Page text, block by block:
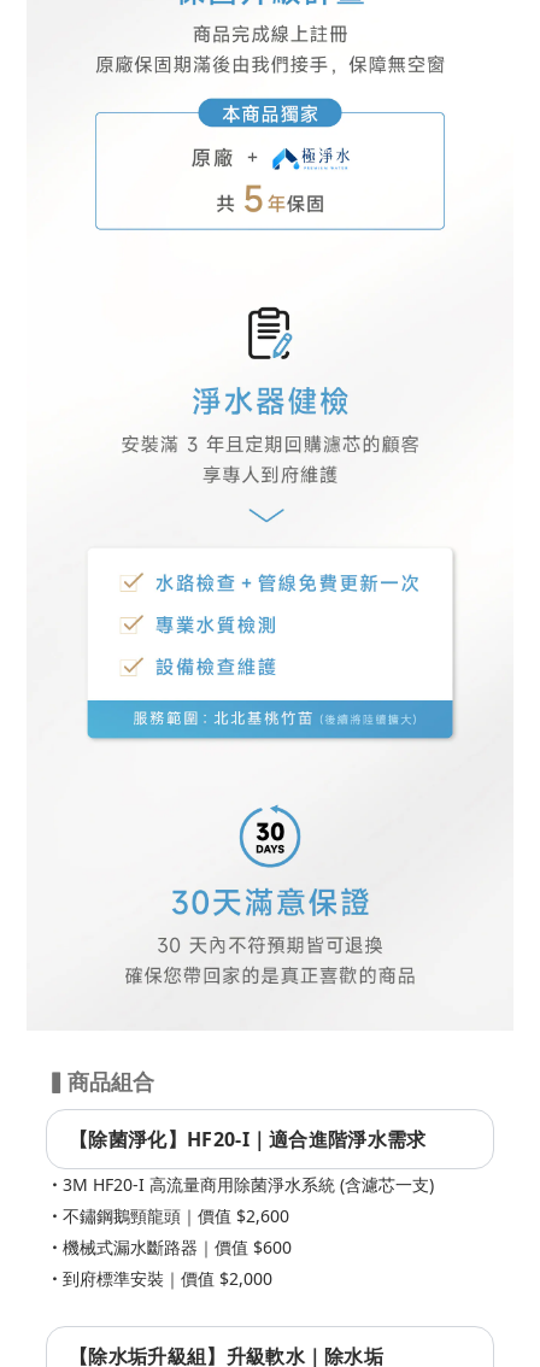
▍商品組合
【除菌淨化】HF20-I｜適合進階淨水需求
3M HF20-I 高流量商用除菌淨水系統 (含濾芯一支)
不鏽鋼鵝頸龍頭｜價值 $2,600
機械式漏水斷路器｜價值 $600
到府標準安裝｜價值 $2,000
【除水垢升級組】升級軟水｜除水垢